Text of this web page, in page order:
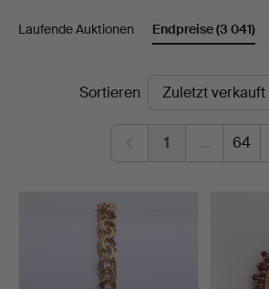
bei
Thelin
Johansson
Laufende Auktionen Endpreise(3 041)
EndpreiseSortieren
1 … 64